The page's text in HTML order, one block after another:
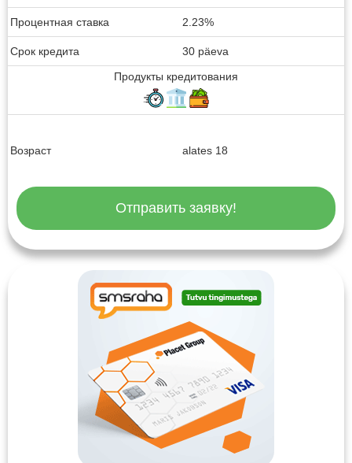
Процентная ставка 2.23%
Срок кредита
30 päeva
Продукты кредитования
Возраст alates 18
Отправить заявку!